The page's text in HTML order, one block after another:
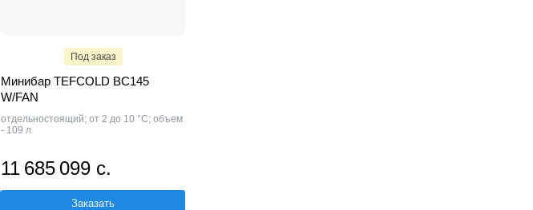
Под заказ
Минибар TEFCOLD BC145
W/FAN
отдельностоящий; от 2 до 10 °C; объем
- 109 л
11 685 099 с.
Заказать